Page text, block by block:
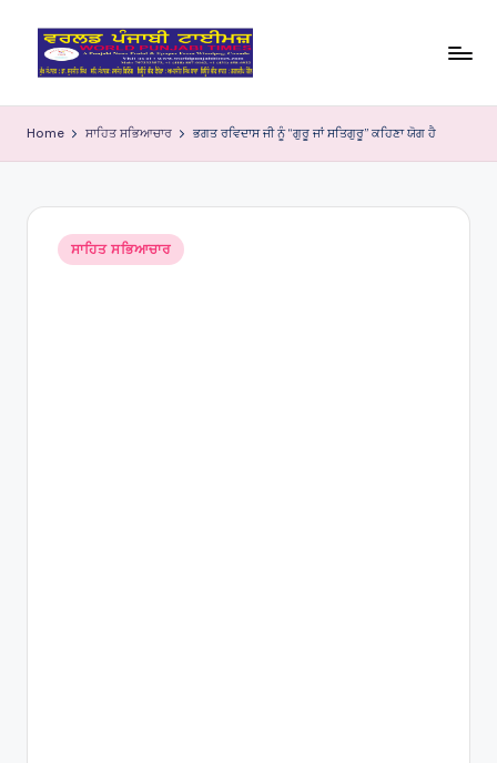
o
rl
d
Home ਸਾਹਿਤ ਸਭਿਆਚਾਰ ਭਗਤ ਰਵਿਦਾਸ ਜੀ ਨੂੰ “ਗੁਰੂ ਜਾਂ ਸਤਿਗੁਰੂ” ਕਹਿਣਾ ਯੋਗ ਹੈ
Posted
in
ਸਾਹਿਤ ਸਭਿਆਚਾਰ